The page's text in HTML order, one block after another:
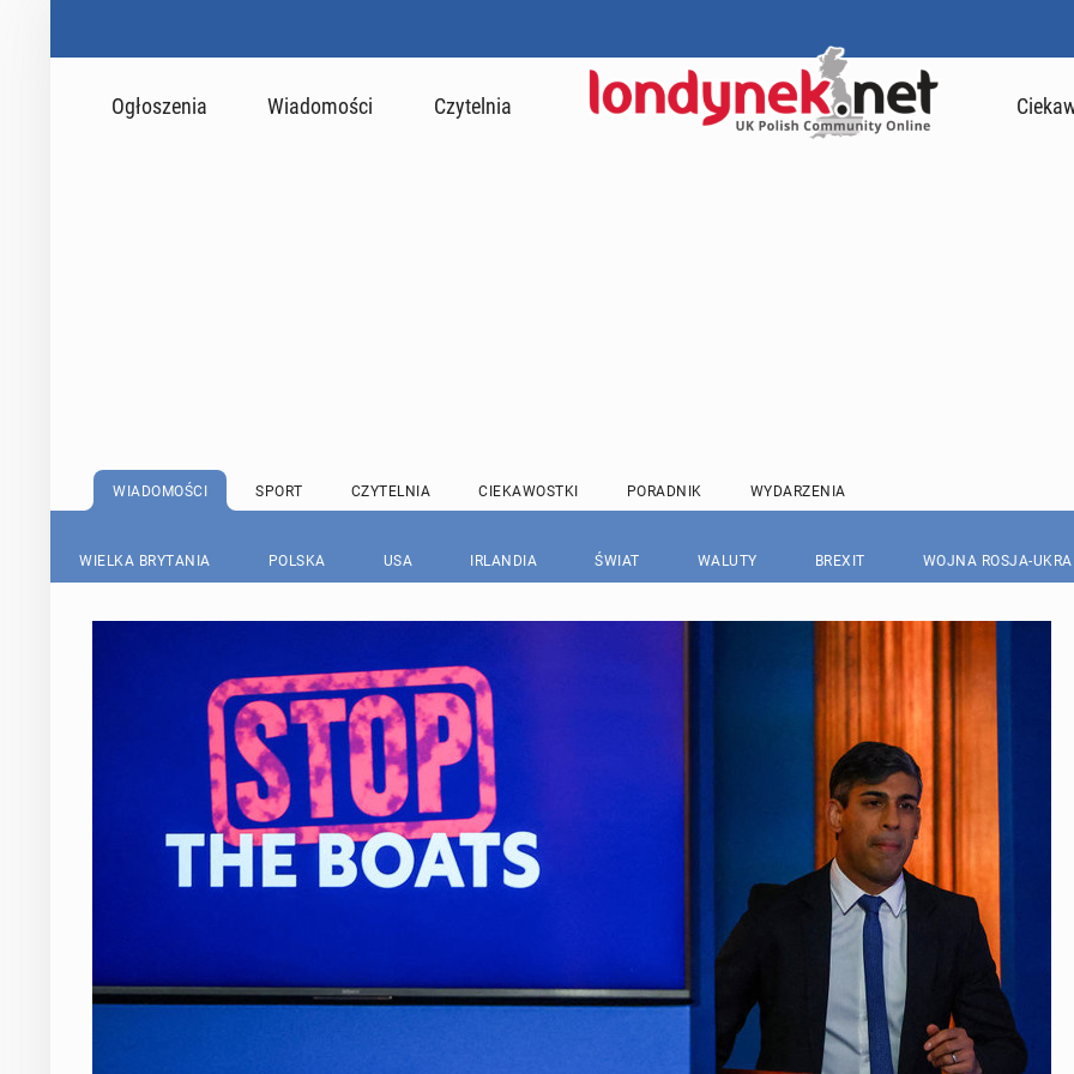
Ogłoszenia Wiadomości Czytelnia
WIADOMOŚCI SPORT CZYTELNIA CIEKAWOSTKI PORADNIK WYDARZENIA
WIELKA BRYTANIA POLSKA USA IRLANDIA ŚWIAT WALUTY BREXIT WOJNA ROSJA-